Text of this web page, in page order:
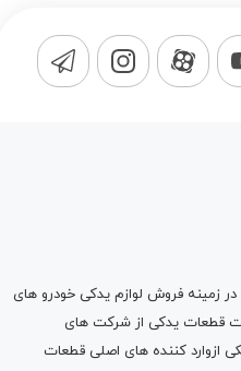
را در زمینه فروش لوازم یدکی خودرو های
اقدام به واردات قطعات یدکی از شرکت های
ازوارد کننده های اصلی قطعات